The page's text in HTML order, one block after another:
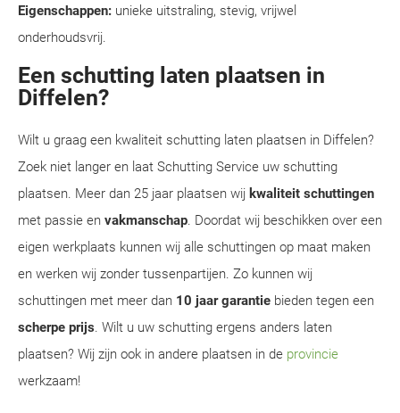
Eigenschappen: unieke uitstraling, stevig, vrijwel
onderhoudsvrij.
Een schutting laten plaatsen in
Diffelen?
Wilt u graag een kwaliteit schutting laten plaatsen in Diffelen?
Zoek niet langer en laat Schutting Service uw schutting
plaatsen. Meer dan 25 jaar plaatsen wij kwaliteit schuttingen
met passie en vakmanschap. Doordat wij beschikken over een
eigen werkplaats kunnen wij alle schuttingen op maat maken
en werken wij zonder tussenpartijen. Zo kunnen wij
schuttingen met meer dan 10 jaar garantie bieden tegen een
scherpe prijs. Wilt u uw schutting ergens anders laten
plaatsen? Wij zijn ook in andere plaatsen in de provincie
werkzaam!